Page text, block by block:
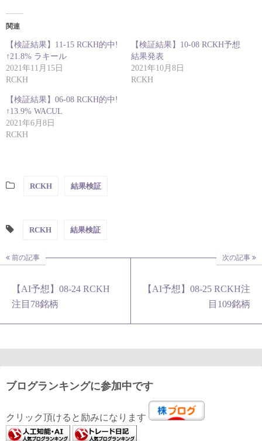
関連
【検証結果】11-15 RCKH的中!
↑21.8% ラキール
2021年11月15日
RCKH
【検証結果】10-08 RCKH予想
結果発表
2021年10月8日
RCKH
【検証結果】06-08 RCKH的中!
↑13.9% WACUL
2021年6月8日
RCKH
RCKH 結果検証
RCKH 結果検証
前の記事
【AI予想】08-24 RCKH
注目78銘柄
次の記事
【AI予想】08-25 RCKH注
目109銘柄
ブログランキングに参加中です
クリック頂けると励みになります